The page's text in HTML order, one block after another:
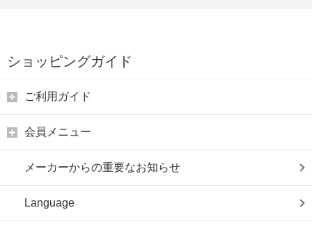
ショッピングガイド
ご利用ガイド
会員メニュー
メーカーからの重要なお知らせ
Language